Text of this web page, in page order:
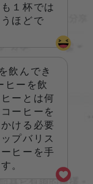
１杯では
ほどで
飲んでき
ヒーを飲
ーとは何
ーヒーを
ける必要
プバリス
ヒーを手
。